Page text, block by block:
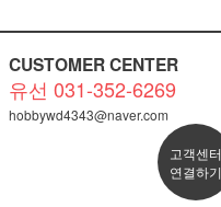
CUSTOMER CENTER
유선 031-352-6269
hobbywd4343@naver.com
고객센터
연결하기